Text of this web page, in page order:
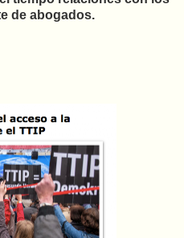
de abogados.